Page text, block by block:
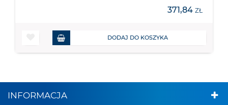
371,84 ZŁ
DODAJ DO KOSZYKA
INFORMACJA